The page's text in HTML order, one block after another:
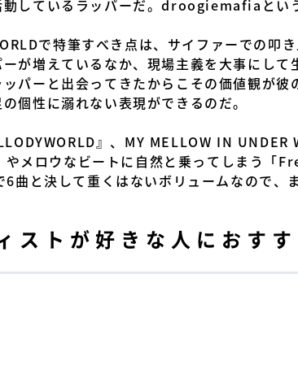
しているラッパーだ。droogiemafiaとい
で特筆すべき点は、サイファーでの叩
が増えているなか、現場主義を大事にし
パーと出会ってきたからこその価値観が
個性に溺れない表現ができるのだ。
』、MY MELLOW IN UNDER
メロウなビートに自然と乗ってしまう「
曲と決して重くはないボリュームなので、
ストが好きな人におす